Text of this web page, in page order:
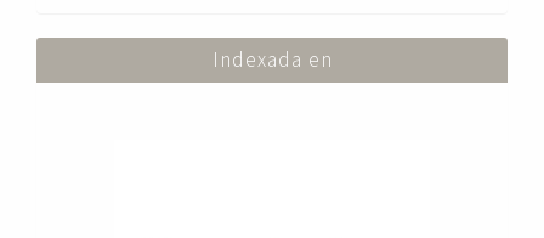
Indexada en